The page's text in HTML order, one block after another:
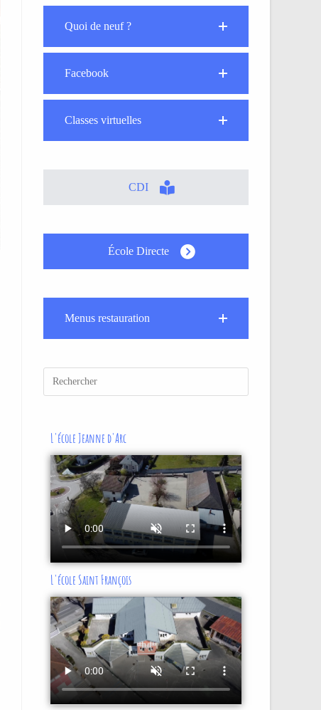
Quoi de neuf ?
Facebook
Classes virtuelles
CDI
École Directe
Menus restauration
L'école Jeanne d'Arc
L'école Saint François